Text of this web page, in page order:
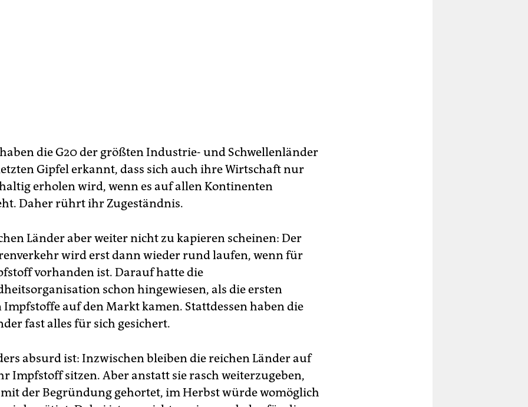
die G20 der größten Industrie- und Schwellenländer
Gipfel erkannt, dass sich auch ihre Wirtschaft nur
erholen wird, wenn es auf allen Kontinenten
Daher rührt ihr Zugeständnis.
Länder aber weiter nicht zu kapieren scheinen: Der
wird erst dann wieder rund laufen, wenn für
vorhanden ist. Darauf hatte die
schon hingewiesen, als die ersten
auf den Markt kamen. Stattdessen haben die
fast alles für sich gesichert.
absurd ist: Inzwischen bleiben die reichen Länder auf
Impfstoff sitzen. Aber anstatt sie rasch weiterzugeben,
der Begründung gehortet, im Herbst würde womöglich